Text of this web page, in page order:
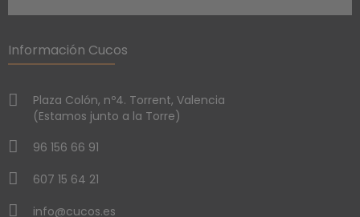
Información Cucos
Plaza Colón, nº4. Torrent, Valencia
(Estamos junto a la Torre)
96 156 66 91
607 15 64 21
info@cucos.es